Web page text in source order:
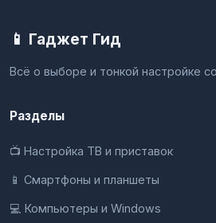
📱 Гаджет Гид
Всё о выборе и тонкой настройке
Разделы
📺 Настройка ТВ и приставок
📱 Смартфоны и планшеты
💻 Компьютеры и Windows